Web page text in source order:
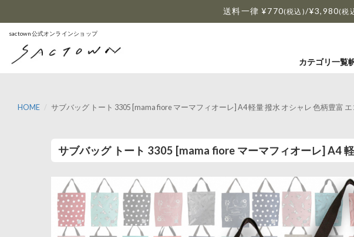
送料一律 ¥770(税込)/¥3,980(税
sactown公式オンラインショップ
カテゴリ一覧
HOME サブバッグ トート 3305 [mama fiore マーマフィオーレ] A4 軽量 撥水 オシャレ 色柄豊富 エ
サブバッグ トート 3305 [mama fiore マーマフィオーレ] A4